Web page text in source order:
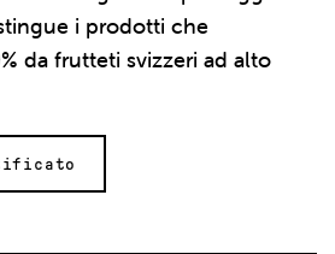
i prodotti che
da frutteti svizzeri ad alto